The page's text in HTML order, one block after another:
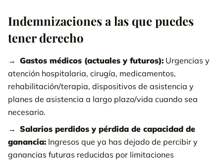
Indemnizaciones a las que puedes
tener derecho
Gastos médicos (actuales y futuros): Urgencias y
atención hospitalaria, cirugía, medicamentos,
rehabilitación/terapia, dispositivos de asistencia y
planes de asistencia a largo plazo/vida cuando sea
necesario.
Salarios perdidos y pérdida de capacidad de
ganancia: Ingresos que ya has dejado de percibir y
ganancias futuras reducidas por limitaciones